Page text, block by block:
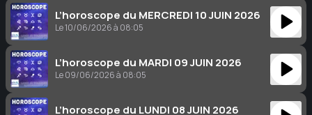
L’horoscope du MERCREDI 10 JUIN 2026
Le 10/06/2026 à 08:05
L’horoscope du MARDI 09 JUIN 2026
Le 09/06/2026 à 08:05
L’horoscope du LUNDI 08 JUIN 2026